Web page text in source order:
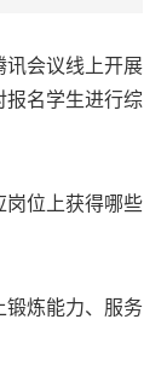
讯会议线上开展
报名学生进行综
岗位上获得哪些
锻炼能力、服务